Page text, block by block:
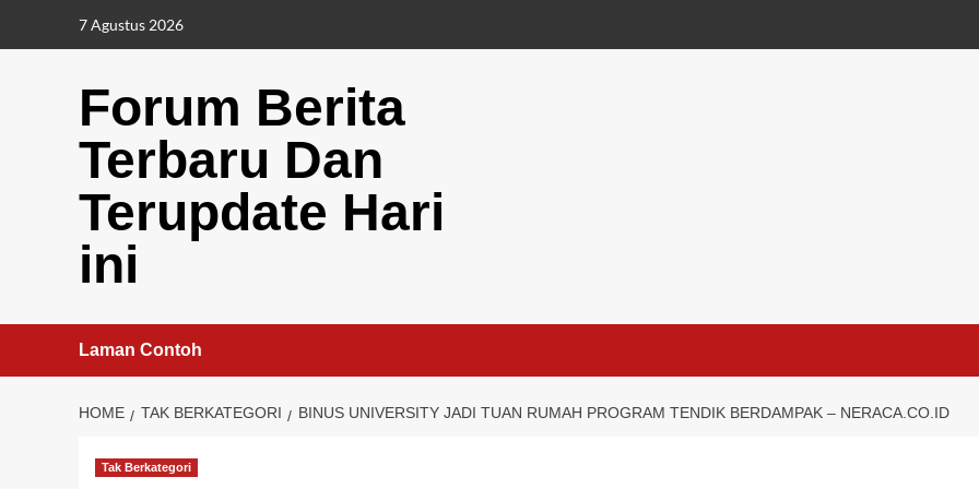
7 Agustus 2026
Forum Berita
Terbaru Dan
Terupdate Hari
ini
Laman Contoh
HOME TAK BERKATEGORI BINUS UNIVERSITY JADI TUAN RUMAH PROGRAM TENDIK BERDAMPAK – NERACA.CO.ID
Tak Berkategori